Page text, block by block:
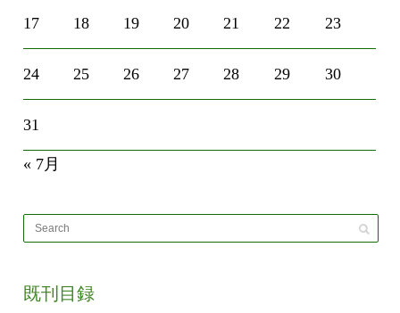
17 18 19 20 21 22 23
24 25 26 27 28 29 30
31
« 7月
既刊目録